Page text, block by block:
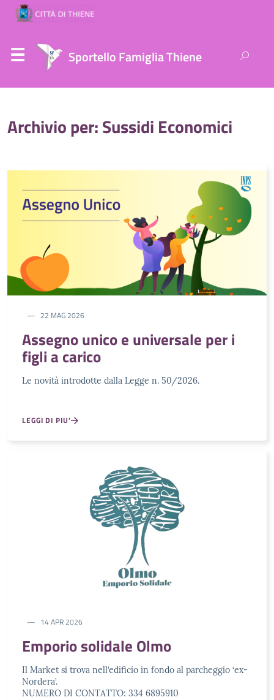
Sportello Famiglia Thiene
per:
Archivio per: Sussidi Economici
22 MAG 2026
Assegno unico e universale per i
figli a carico
Le novità introdotte dalla Legge n. 50/2026.
LEGGI DI PIU'
14 APR 2026
Emporio solidale Olmo
Il Market si trova nell’edificio in fondo al parcheggio ‘ex-
Nordera’.
NUMERO DI CONTATTO: 334 6895910